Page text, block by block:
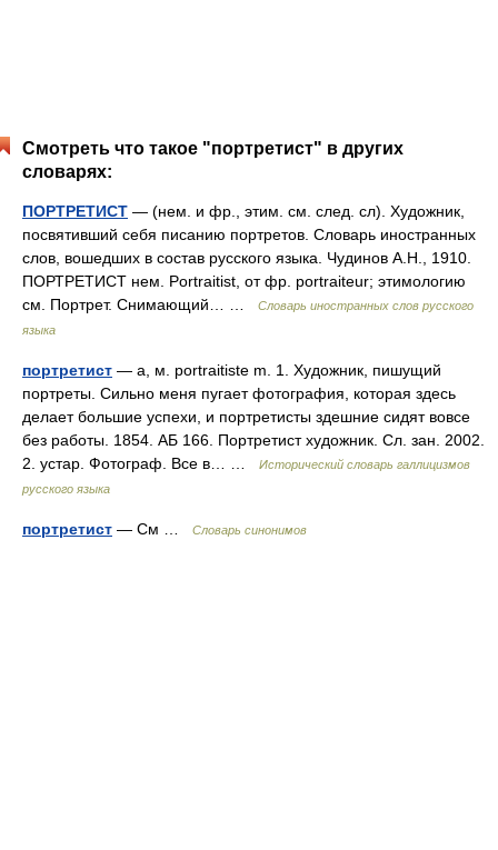
Смотреть что такое "портретист" в других
словарях:
ПОРТРЕТИСТ — (нем. и фр., этим. см. след. сл). Художник,
посвятивший себя писанию портретов. Словарь иностранных
слов, вошедших в состав русского языка. Чудинов А.Н., 1910.
ПОРТРЕТИСТ нем. Portraitist, от фр. portraiteur; этимологию
см. Портрет. Снимающий… …
Словарь иностранных слов русского
языка
портретист — а, м. portraitiste m. 1. Художник, пишущий
портреты. Сильно меня пугает фотография, которая здесь
делает большие успехи, и портретисты здешние сидят вовсе
без работы. 1854. АБ 166. Портретист художник. Сл. зан. 2002.
2. устар. Фотограф. Все в… …
Исторический словарь галлицизмов
русского языка
портретист — См … Словарь синонимов